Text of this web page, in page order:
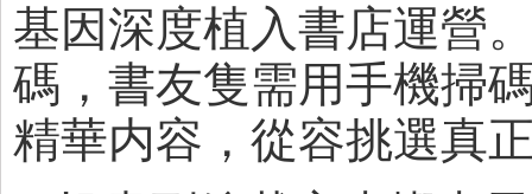
基因深度植入書店運營
碼，書友隻需用手機掃
精華内容，從容挑選真